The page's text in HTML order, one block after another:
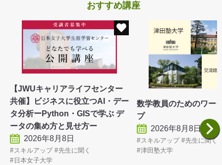
おすすめ講座
【JWUキャリアライフセンター
共催】ビジネスに役立つAI・デー
タ分析ーPython・GISで学ぶ デ
ータの集め方と見せ方ー
2026年8月8日
スキルアップ
先生に聞く
日本女子大学
数学教員のためのワー
プ
2026年8月8日
スキルアップ
先生に聞く
津田塾大学